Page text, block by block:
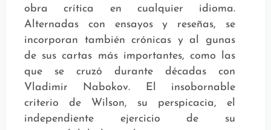
obra crítica en cualquier idioma.
Alternadas con ensayos y reseñas, se
incorporan también crónicas y al gunas
de sus cartas más importantes, como las
que se cruzó durante décadas con
Vladimir Nabokov. El insobornable
criterio de Wilson, su perspicacia, el
independiente ejercicio de su